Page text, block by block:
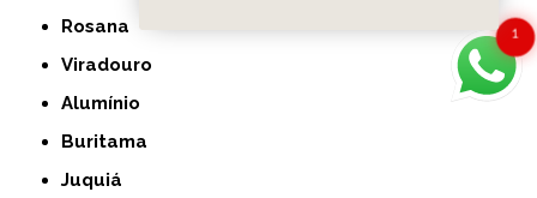
Rosana
Viradouro
Alumínio
Buritama
Juquiá
1